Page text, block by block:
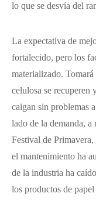
lo que se desvía del
La expectativa de
fortalecido, pero los
materializado.
celulosa se recuperen
caigan sin problemas
lado de la demanda, a
Festival de
el mantenimiento ha
de la industria ha
los productos de